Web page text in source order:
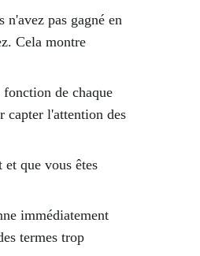
n'avez pas gagné en
Cela montre
de chaque
capter l'attention des
et que vous êtes
immédiatement
termes trop